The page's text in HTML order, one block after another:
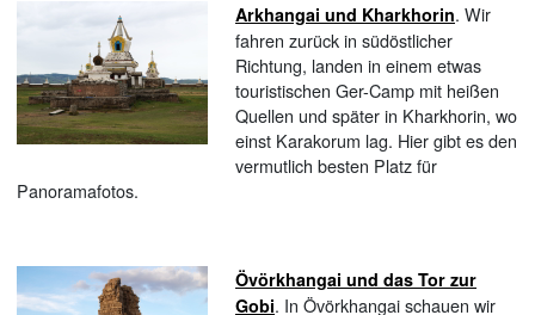
Arkhangai und Kharkhorin. Wir
fahren zurück in südöstlicher
Richtung, landen in einem etwas
touristischen Ger-Camp mit heißen
Quellen und später in Kharkhorin, wo
einst Karakorum lag. Hier gibt es den
vermutlich besten Platz für
Panoramafotos.
Övörkhangai und das Tor zur
Gobi. In Övörkhangai schauen wir